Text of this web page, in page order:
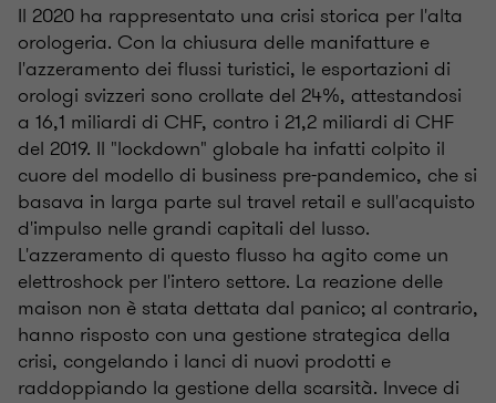
Il 2020 ha rappresentato una crisi storica per l'alta
orologeria. Con la chiusura delle manifatture e
l'azzeramento dei flussi turistici, le esportazioni di
orologi svizzeri sono crollate del 24%, attestandosi
a 16,1 miliardi di CHF, contro i 21,2 miliardi di CHF
del 2019. Il "lockdown" globale ha infatti colpito il
cuore del modello di business pre-pandemico, che si
basava in larga parte sul travel retail e sull'acquisto
d'impulso nelle grandi capitali del lusso.
L'azzeramento di questo flusso ha agito come un
elettroshock per l'intero settore. La reazione delle
maison non è stata dettata dal panico; al contrario,
hanno risposto con una gestione strategica della
crisi, congelando i lanci di nuovi prodotti e
raddoppiando la gestione della scarsità. Invece di